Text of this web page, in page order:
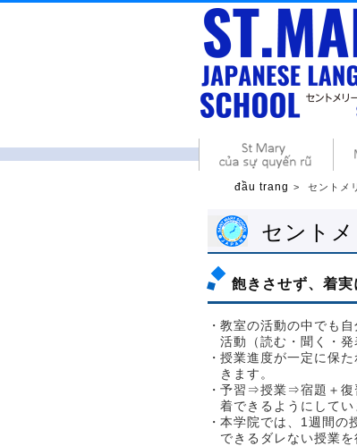
đầu trang セントメ
セント
飽きさせず、着
教室の活動の中でも
活動（読む・聞く・
授業進度が一定に保
きます。
予習⇒授業⇒宿題＋復
着できるようにしてい
本学院では、1週間の
できるダレない授業を